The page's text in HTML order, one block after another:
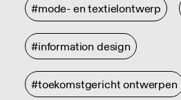
#mode- en textielontwerp
#information design
#toekomstgericht ontwerpen